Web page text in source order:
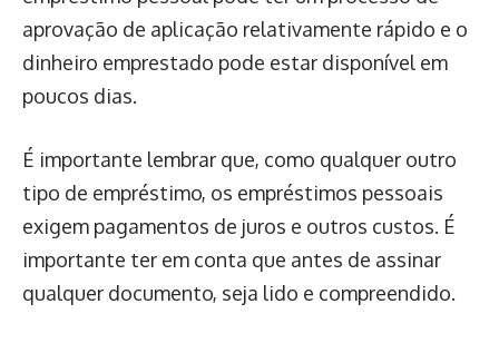
aprovação de aplicação relativamente rápido e o
dinheiro emprestado pode estar disponível em
poucos dias.
É importante lembrar que, como qualquer outro
tipo de empréstimo, os empréstimos pessoais
exigem pagamentos de juros e outros custos. É
importante ter em conta que antes de assinar
qualquer documento, seja lido e compreendido.